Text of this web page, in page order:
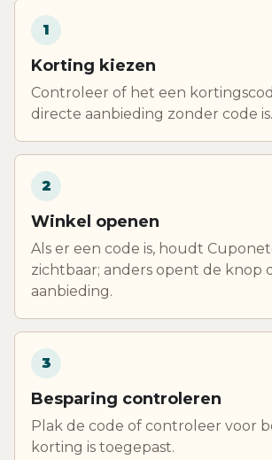
1
Korting kiezen
Controleer of het een
directe aanbieding zonder code is.
2
Winkel openen
Als er een code is, houdt
zichtbaar; anders opent de knop
aanbieding.
3
Besparing controleren
Plak de code of controleer voor
korting is toegepast.